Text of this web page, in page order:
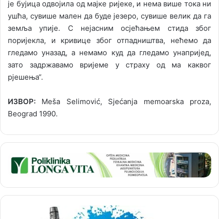
је бујица одвојила од мајке ријеке, и нема више тока ни
ушћа, сувише мален да буде језеро, сувише велик да га
земља упије. С нејасним осјећањем стида због
поријекла, и кривице због отпадништва, нећемо да
гледамо уназад, а немамо куд да гледамо унапријед,
зато задржавамо вријеме у страху од ма каквог
рјешења“.
ИЗВОР: Meša Selimović, Sjećanja memoarska proza,
Beograd 1990.